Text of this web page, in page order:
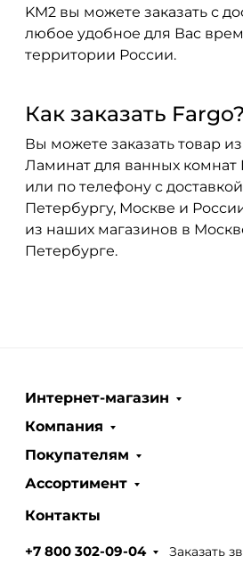
KM2 вы можете заказать с
любое удобное для Вас
территории России.
Как заказать Fargo?
Вы можете заказать товар
Ламинат для ванных комнат
или по телефону с
Петербургу, Москве и
из наших магазинов в
Петербурге.
Интернет-магазин
Компания
Покупателям
Ассортимент
Контакты
+7 800 302-09-04 Заказать